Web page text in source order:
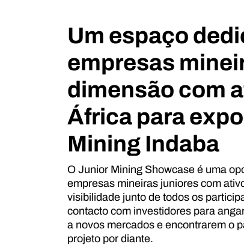
Um espaço
empresas
dimensão com
África para
Mining Indaba
O Junior Mining Showcase é uma
empresas mineiras juniores com
visibilidade junto de todos os
contacto com investidores para
a novos mercados e encontrarem o
projeto por diante.